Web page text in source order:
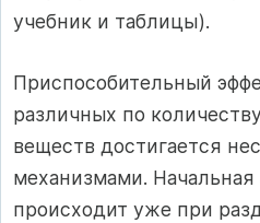
учебник и таблицы).
Приспособительный
различных по
веществ достигается
механизмами. Начальная
происходит уже при